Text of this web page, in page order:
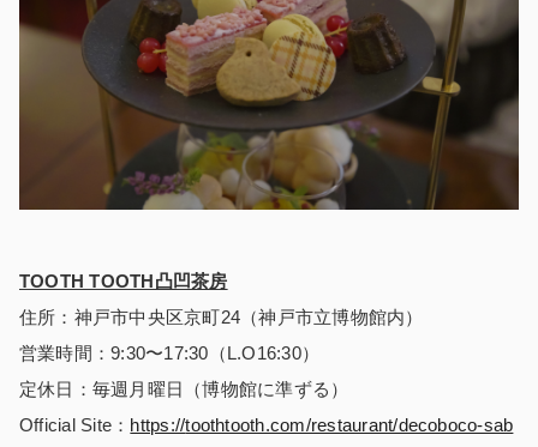
TOOTH TOOTH凸凹茶房
住所：神戸市中央区京町24（神戸市立博物館内）
営業時間：9:30〜17:30 （L.O16:30）
定休日：毎週月曜日（博物館に準ずる）
Official Site： https://toothtooth.com/restaurant/decoboco-sab